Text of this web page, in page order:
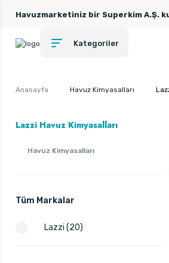
Havuzmarketiniz bir Superkim A.Ş.
Kategoriler
Anasayfa Havuz Kimyasalları
Lazzi Havuz Kimyasalları
Havuz Kimyasalları
Tüm Markalar
Lazzi (20)